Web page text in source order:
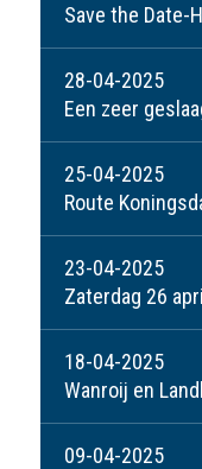
Save the Date-
28-04-2025
Een zeer geslaagde
25-04-2025
Route
23-04-2025
Zaterdag 26 april;
18-04-2025
Wanroij en Landhorst
09-04-2025